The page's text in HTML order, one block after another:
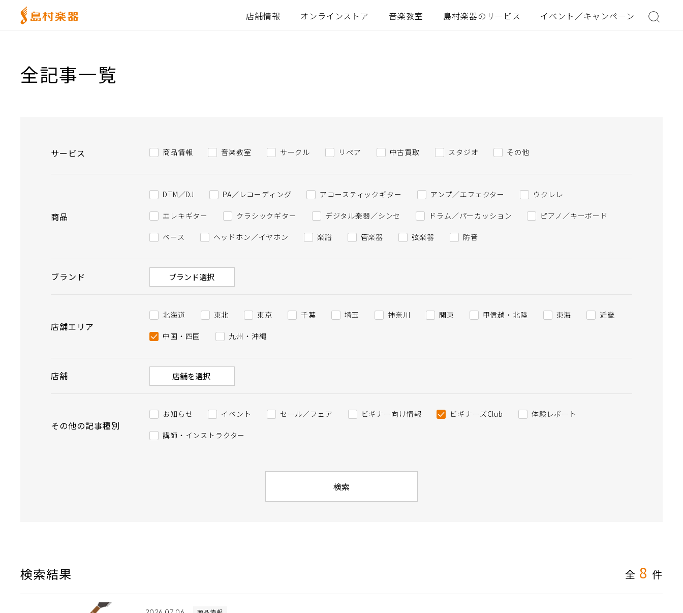
店舗情報 オンラインストア 音楽教室 島村楽器のサービス イベント／キャンペーン
全記事一覧
サービス 商品情報 音楽教室 サークル リペア 中古買取 スタジオ その他
商品
DTM／DJ PA／レコーディング アコースティックギター アンプ／エフェクター ウクレレ
エレキギター クラシックギター デジタル楽器／シンセ ドラム／パーカッション ピアノ／キーボード
ベース ヘッドホン／イヤホン 楽譜 管楽器 弦楽器 防音
ブランド ブランド選択
店舗エリア
北海道 東北 東京 千葉 埼玉 神奈川 関東 甲信越・北陸 東海 近畿
中国・四国 九州・沖縄
店舗 店舗を選択
その他の記事種別
お知らせ イベント セール／フェア ビギナー向け情報 ビギナーズClub 体験レポート
講師・インストラクター
検索結果 全 8 件